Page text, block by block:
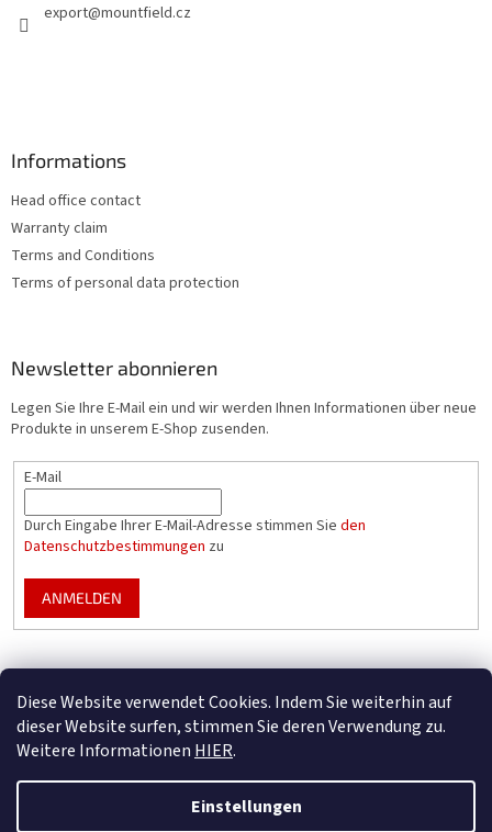
Diese Website verwendet Cookies. Indem Sie weiterhin auf
dieser Website surfen, stimmen Sie deren Verwendung zu.
Weitere Informationen HIER.
Einstellungen
export@mountfield.cz
Informations
Head office contact
Warranty claim
Terms and Conditions
Terms of personal data protection
Newsletter abonnieren
Legen Sie Ihre E-Mail ein und wir werden Ihnen Informationen über neue
Produkte in unserem E-Shop zusenden.
E-Mail
Durch Eingabe Ihrer E-Mail-Adresse stimmen Sie den
Datenschutzbestimmungen zu
ANMELDEN
Konfigurator für Poolüberdachungen
Erstellt von Shoptet